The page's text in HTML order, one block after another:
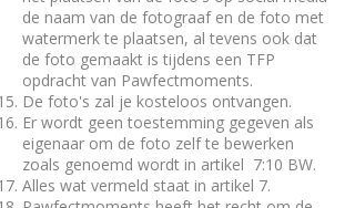
de naam van de fotograaf en de foto met
watermerk te plaatsen, al tevens ook dat
de foto gemaakt is tijdens een TFP
opdracht van Pawfectmoments.
De foto's zal je kosteloos ontvangen.
Er wordt geen toestemming gegeven als
eigenaar om de foto zelf te bewerken
zoals genoemd wordt in artikel 7:10 BW.
Alles wat vermeld staat in artikel 7.